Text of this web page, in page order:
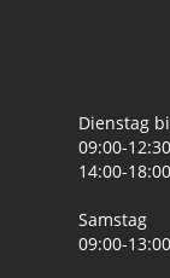
Dienstag
09:00-
14:00-
Samstag
09:00-